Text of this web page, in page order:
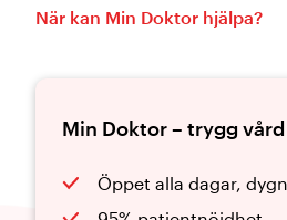
När kan Min Doktor hjälpa?
Min Doktor – trygg
Öppet alla dagar,